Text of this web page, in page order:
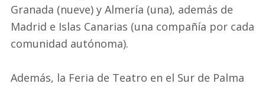
Granada (nueve) y Almería (una), además de
Madrid e Islas Canarias (una compañía por cada
comunidad autónoma).
Además, la Feria de Teatro en el Sur de Palma